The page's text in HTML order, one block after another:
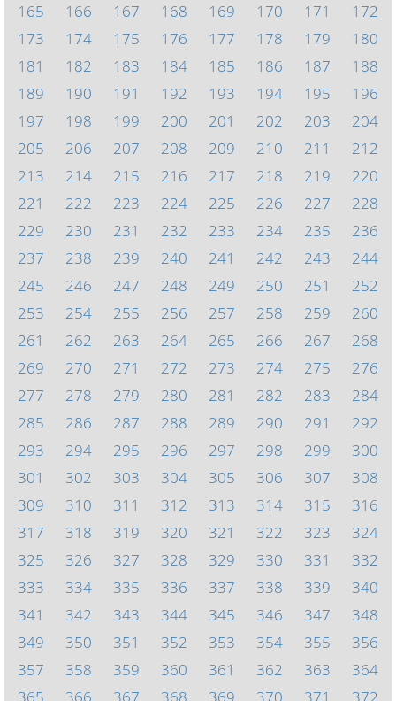
165
166 167 168 169 170 171
172
173
174 175 176 177 178 179
180
181
182 183 184 185 186 187
188
189
190 191 192 193 194 195
196
197
198 199 200 201 202 203
204
205
206 207 208 209 210 211
212
213
214 215 216 217 218 219
220
221
222 223 224 225 226 227
228
229
230 231 232 233 234 235
236
237
238 239 240 241 242 243
244
245
246 247 248 249 250 251
252
253
254 255 256 257 258 259
260
261
262 263 264 265 266 267
268
269
270 271 272 273 274 275
276
277
278 279 280 281 282 283
284
285
286 287 288 289 290 291
292
293
294 295 296 297 298 299
300
301
302 303 304 305 306 307
308
309
310 311 312 313 314 315
316
317
318 319 320 321 322 323
324
325
326 327 328 329 330 331
332
333
334 335 336 337 338 339
340
341
342 343 344 345 346 347
348
349
350 351 352 353 354 355
356
357
358 359 360 361 362 363
364